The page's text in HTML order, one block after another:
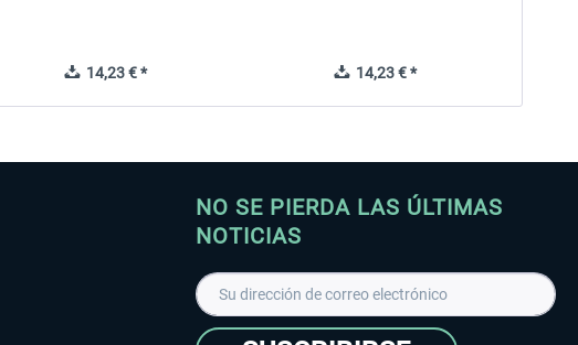
14,23 € * 14,23 € *
NO SE PIERDA LAS ÚLTIMAS
NOTICIAS